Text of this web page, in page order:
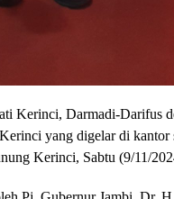
Kerinci, Darmadi-Darifus
yang digelar di
Kerinci, Sabtu (9/11/